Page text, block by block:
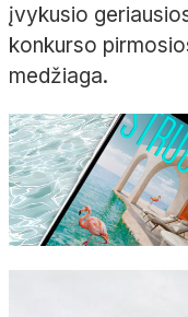
įvykusio
konkurso
medžiaga.